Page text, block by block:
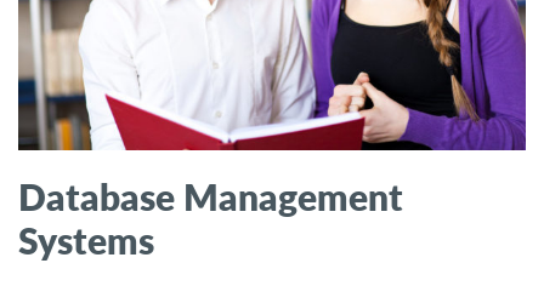
Database Management
Systems